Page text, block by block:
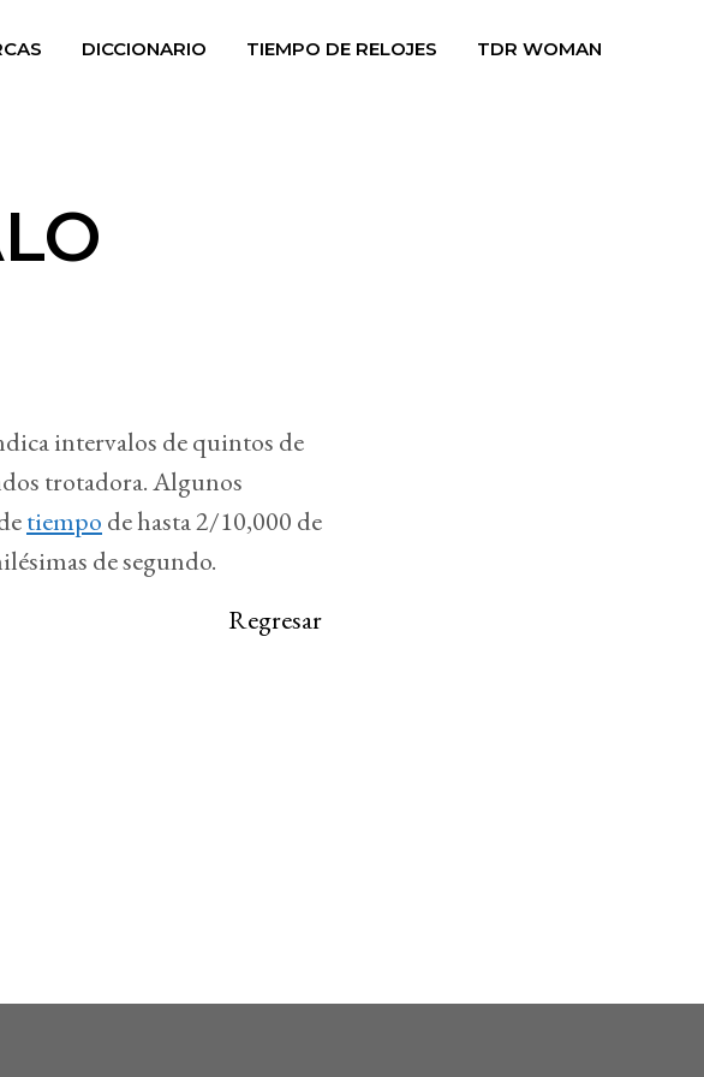
DICCIONARIO TIEMPO DE RELOJES TDR WOMAN
intervalos de quintos de
trotadora. Algunos
tiempo de hasta 2/10,000 de
de segundo.
Regresar